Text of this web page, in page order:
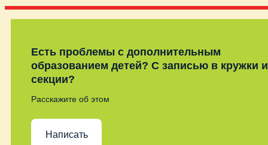
Есть проблемы с дополнительным
образованием детей? С записью в кружки и
секции?
Расскажите об этом
Написать